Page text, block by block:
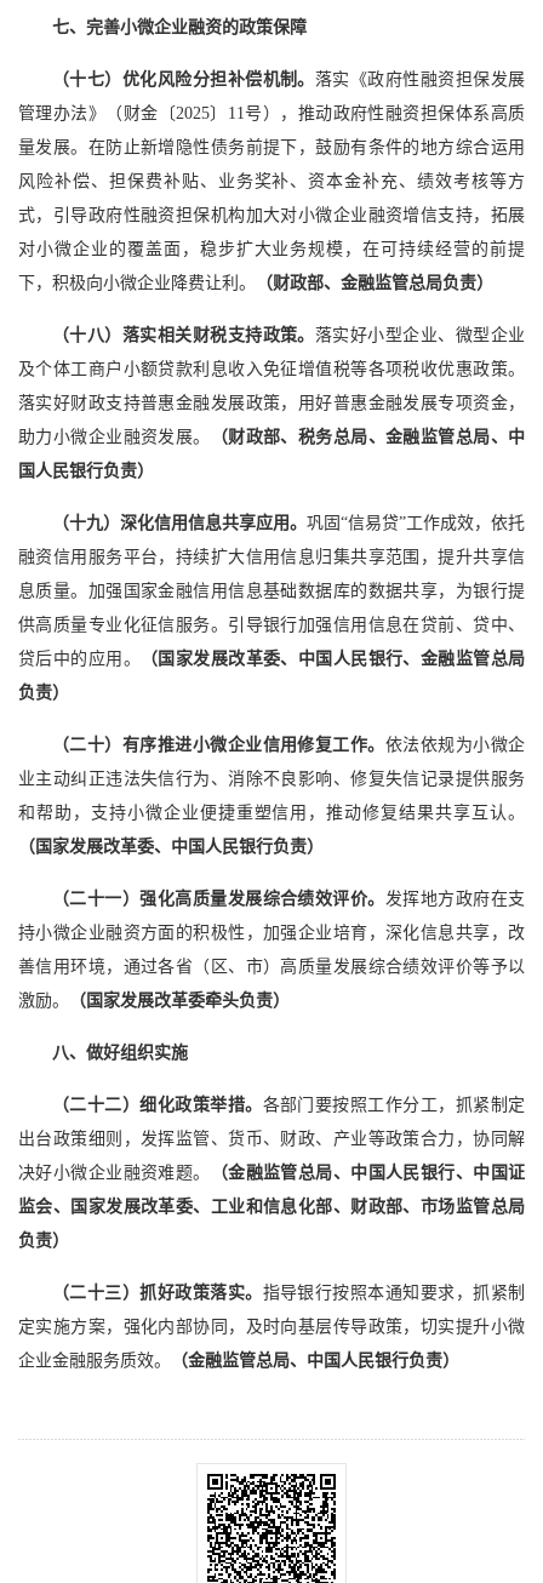
七、完善小微企业融资的政策保障
（十七）优化风险分担补偿机制。 落实《政府性融资担保发展
管理办法》（财金〔2025〕11号），推动政府性融资担保体系高质
量发展。在防止新增隐性债务前提下，鼓励有条件的地方综合运用
风险补偿、担保费补贴、业务奖补、资本金补充、绩效考核等方
式，引导政府性融资担保机构加大对小微企业融资增信支持，拓展
对小微企业的覆盖面，稳步扩大业务规模，在可持续经营的前提
下，积极向小微企业降费让利。
（财政部、金融监管总局负责）
（十八）落实相关财税支持政策。 落实好小型企业、微型企业
及个体工商户小额贷款利息收入免征增值税等各项税收优惠政策。
落实好财政支持普惠金融发展政策，用好普惠金融发展专项资金，
助力小微企业融资发展。
（财政部、税务总局、金融监管总局、中
国人民银行负责）
（十九）深化信用信息共享应用。 巩固“信易贷”工作成效，依托
融资信用服务平台，持续扩大信用信息归集共享范围，提升共享信
息质量。加强国家金融信用信息基础数据库的数据共享，为银行提
供高质量专业化征信服务。引导银行加强信用信息在贷前、贷中、
贷后中的应用。
（国家发展改革委、中国人民银行、金融监管总局
负责）
（二十）有序推进小微企业信用修复工作。 依法依规为小微企
业主动纠正违法失信行为、消除不良影响、修复失信记录提供服务
和帮助，支持小微企业便捷重塑信用，推动修复结果共享互认。
（国家发展改革委、中国人民银行负责）
（二十一）强化高质量发展综合绩效评价。 发挥地方政府在支
持小微企业融资方面的积极性，加强企业培育，深化信息共享，改
善信用环境，通过各省（区、市）高质量发展综合绩效评价等予以
激励。
（国家发展改革委牵头负责）
八、做好组织实施
（二十二）细化政策举措。 各部门要按照工作分工，抓紧制定
出台政策细则，发挥监管、货币、财政、产业等政策合力，协同解
决好小微企业融资难题。
（金融监管总局、中国人民银行、中国证
监会、国家发展改革委、工业和信息化部、财政部、市场监管总局
负责）
（二十三）抓好政策落实。 指导银行按照本通知要求，抓紧制
定实施方案，强化内部协同，及时向基层传导政策，切实提升小微
企业金融服务质效。
（金融监管总局、中国人民银行负责）